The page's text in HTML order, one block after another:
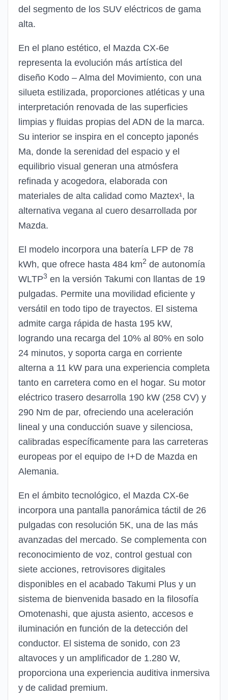
del segmento de los SUV eléctricos de gama
alta.
En el plano estético, el Mazda CX-6e
representa la evolución más artística del
diseño Kodo – Alma del Movimiento, con una
silueta estilizada, proporciones atléticas y una
interpretación renovada de las superficies
limpias y fluidas propias del ADN de la marca.
Su interior se inspira en el concepto japonés
Ma, donde la serenidad del espacio y el
equilibrio visual generan una atmósfera
refinada y acogedora, elaborada con
materiales de alta calidad como Maztex¹, la
alternativa vegana al cuero desarrollada por
Mazda.
El modelo incorpora una batería LFP de 78
kWh, que ofrece hasta 484 km2 de autonomía
WLTP3 en la versión Takumi con llantas de 19
pulgadas. Permite una movilidad eficiente y
versátil en todo tipo de trayectos. El sistema
admite carga rápida de hasta 195 kW,
logrando una recarga del 10% al 80% en solo
24 minutos, y soporta carga en corriente
alterna a 11 kW para una experiencia completa
tanto en carretera como en el hogar. Su motor
eléctrico trasero desarrolla 190 kW (258 CV) y
290 Nm de par, ofreciendo una aceleración
lineal y una conducción suave y silenciosa,
calibradas específicamente para las carreteras
europeas por el equipo de I+D de Mazda en
Alemania.
En el ámbito tecnológico, el Mazda CX-6e
incorpora una pantalla panorámica táctil de 26
pulgadas con resolución 5K, una de las más
avanzadas del mercado. Se complementa con
reconocimiento de voz, control gestual con
siete acciones, retrovisores digitales
disponibles en el acabado Takumi Plus y un
sistema de bienvenida basado en la filosofía
Omotenashi, que ajusta asiento, accesos e
iluminación en función de la detección del
conductor. El sistema de sonido, con 23
altavoces y un amplificador de 1.280 W,
proporciona una experiencia auditiva inmersiva
y de calidad premium.